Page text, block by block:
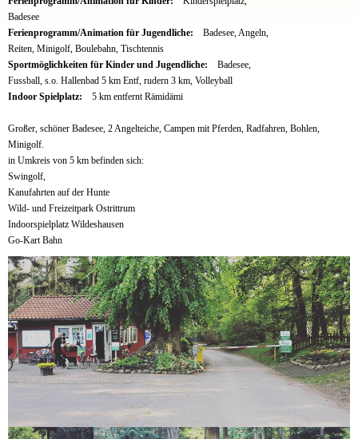
Badesee
Ferienprogramm/Animation für Jugendliche:
Badesee, Angeln,
Reiten, Minigolf, Boulebahn, Tischtennis
Sportmöglichkeiten für Kinder und Jugendliche:
Badesee,
Fussball, s.o. Hallenbad 5 km Entf, rudern 3 km, Volleyball
Indoor Spielplatz:
5 km entfernt Rämidämi
Großer, schöner Badesee, 2 Angelteiche, Campen mit Pferden, Radfahren, Bohlen,
Minigolf.
in Umkreis von 5 km befinden sich:
Swingolf,
Kanufahrten auf der Hunte
Wild- und Freizeitpark Ostrittrum
Indoorspielplatz Wildeshausen
Go-Kart Bahn